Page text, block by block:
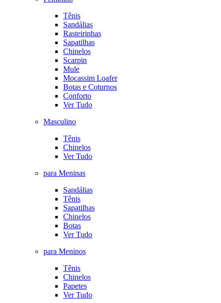
Tênis
Sandálias
Rasteirinhas
Sapatilhas
Chinelos
Scarpin
Mule
Mocassim Loafer
Botas e Coturnos
Conforto
Ver Tudo
Masculino
Tênis
Chinelos
Ver Tudo
para Meninas
Sandálias
Tênis
Sapatilhas
Chinelos
Botas
Ver Tudo
para Meninos
Tênis
Chinelos
Papetes
Ver Tudo